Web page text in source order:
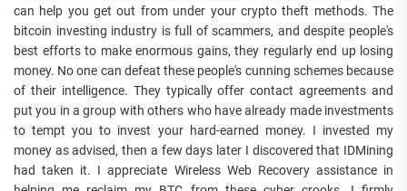
can help you get out from under your crypto theft methods. The
bitcoin investing industry is full of scammers, and despite people's
best efforts to make enormous gains, they regularly end up losing
money. No one can defeat these people's cunning schemes because
of their intelligence. They typically offer contact agreements and
put you in a group with others who have already made investments
to tempt you to invest your hard-earned money. I invested my
money as advised, then a few days later I discovered that IDMining
had taken it. I appreciate Wireless Web Recovery assistance in